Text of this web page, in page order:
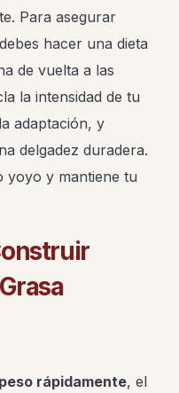
Para asegurar
hacer una dieta
de vuelta a las
la intensidad de tu
adaptación, y
delgadez duradera.
yoyo y mantiene tu
rápidamente, el